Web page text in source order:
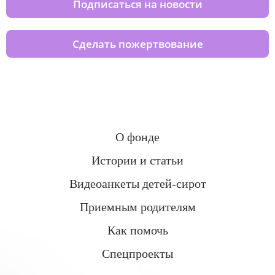
Подписаться на новости
Сделать пожертвование
О фонде
Истории и статьи
Видеоанкеты детей-сирот
Приемным родителям
Как помочь
Спецпроекты